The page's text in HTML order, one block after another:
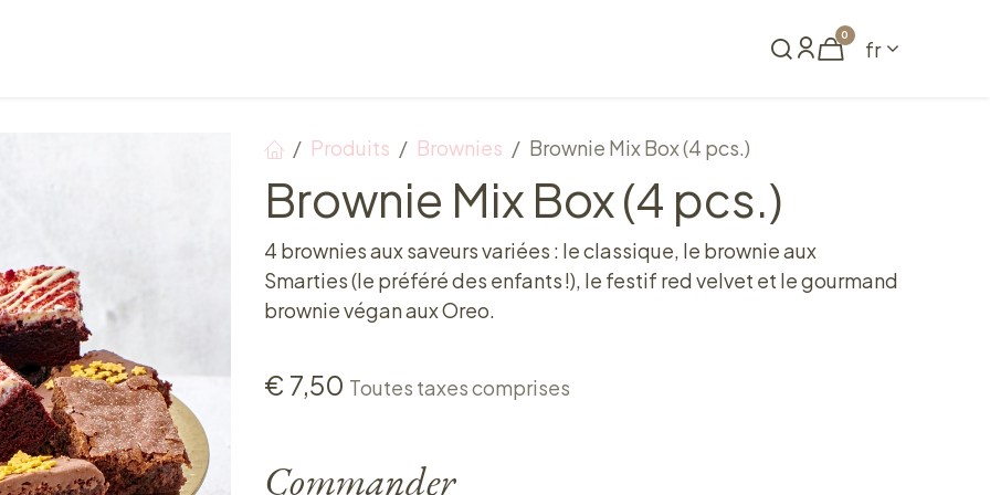
0
fr
Produits Brownies Brownie Mix Box (4 pcs.)
Brownie Mix Box (4 pcs.)
4 brownies aux saveurs variées : le classique, le brownie aux
Smarties (le préféré des enfants !), le festif red velvet et le gourmand
brownie végan aux Oreo.
€ 7,50 Toutes taxes comprises
Commander